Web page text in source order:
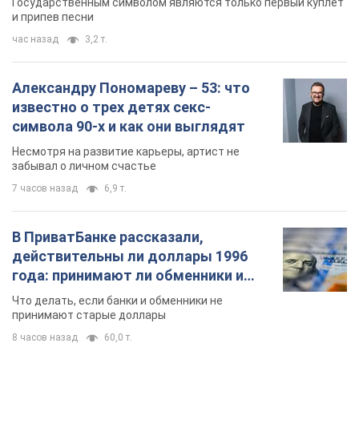
В ПриватБанке рассказали,
действительны ли доллары 1996
года: принимают ли обменники и
банки такие купюры
Что делать, если банки и обменники не
принимают старые доллары
8 часов назад 60,0 т.